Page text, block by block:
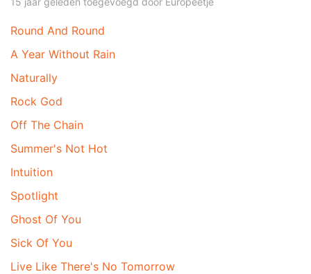
Round And Round
A Year Without Rain
Naturally
Rock God
Off The Chain
Summer's Not Hot
Intuition
Spotlight
Ghost Of You
Sick Of You
Live Like There's No Tomorrow